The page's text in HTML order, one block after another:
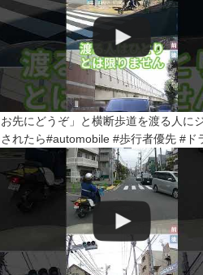
お先にどうぞ」と横断歩道を渡る人に
れたら#automobile #歩行者優先 #ド